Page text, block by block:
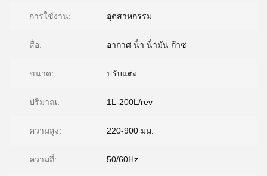
การใช้งาน: อุตสาหกรรม
สื่อ: อากาศ น้ํา น้ํามัน ก๊าซ
ขนาด: ปรับแต่ง
ปริมาณ: 1L-200L/rev
ความสูง: 220-900 มม.
ความถี่: 50/60Hz